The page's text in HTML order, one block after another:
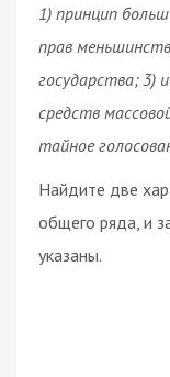
1) принцип
прав
государства; 3)
средств
тайное
Найдите две
общего ряда, и
указаны.